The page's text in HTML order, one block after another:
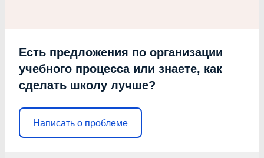
Есть предложения по организации
учебного процесса или знаете, как
сделать школу лучше?
Написать о проблеме